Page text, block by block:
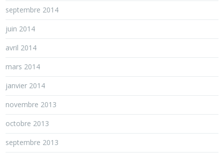
septembre 2014
juin 2014
avril 2014
mars 2014
janvier 2014
novembre 2013
octobre 2013
septembre 2013